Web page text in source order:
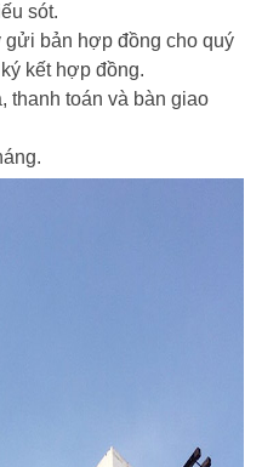
sót.
bản hợp đồng cho quý
kết hợp đồng.
thanh toán và bàn giao